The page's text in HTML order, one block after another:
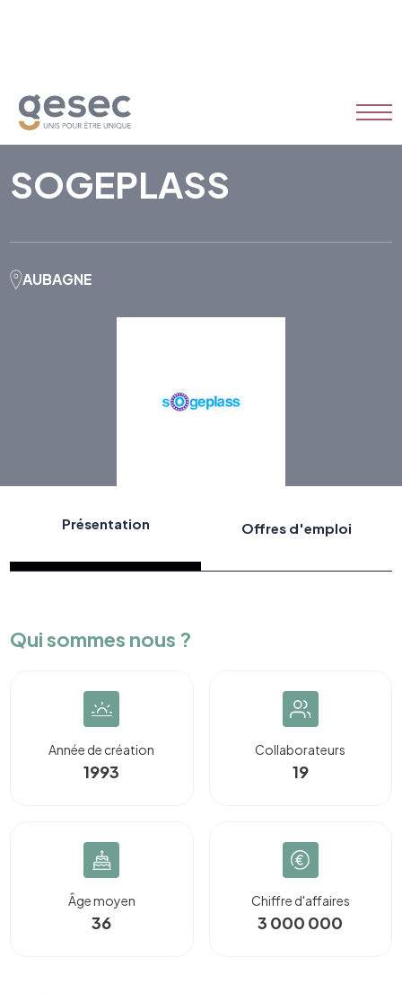
SOGEPLASS
AUBAGNE
Présentation Offres d'emploi
Qui sommes nous ?
Année de création
1993
Collaborateurs
19
Âge moyen
36
Chiffre d'affaires
3 000 000